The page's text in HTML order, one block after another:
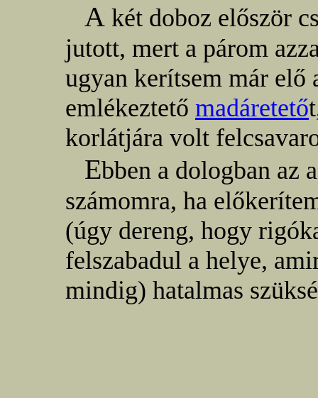
A két doboz először
jutott, mert a párom
ugyan kerítsem már elő
emlékeztető madáretető
korlátjára volt
Ebben a dologban az
számomra, ha
(úgy dereng, hogy
felszabadul a helye,
mindig) hatalmas